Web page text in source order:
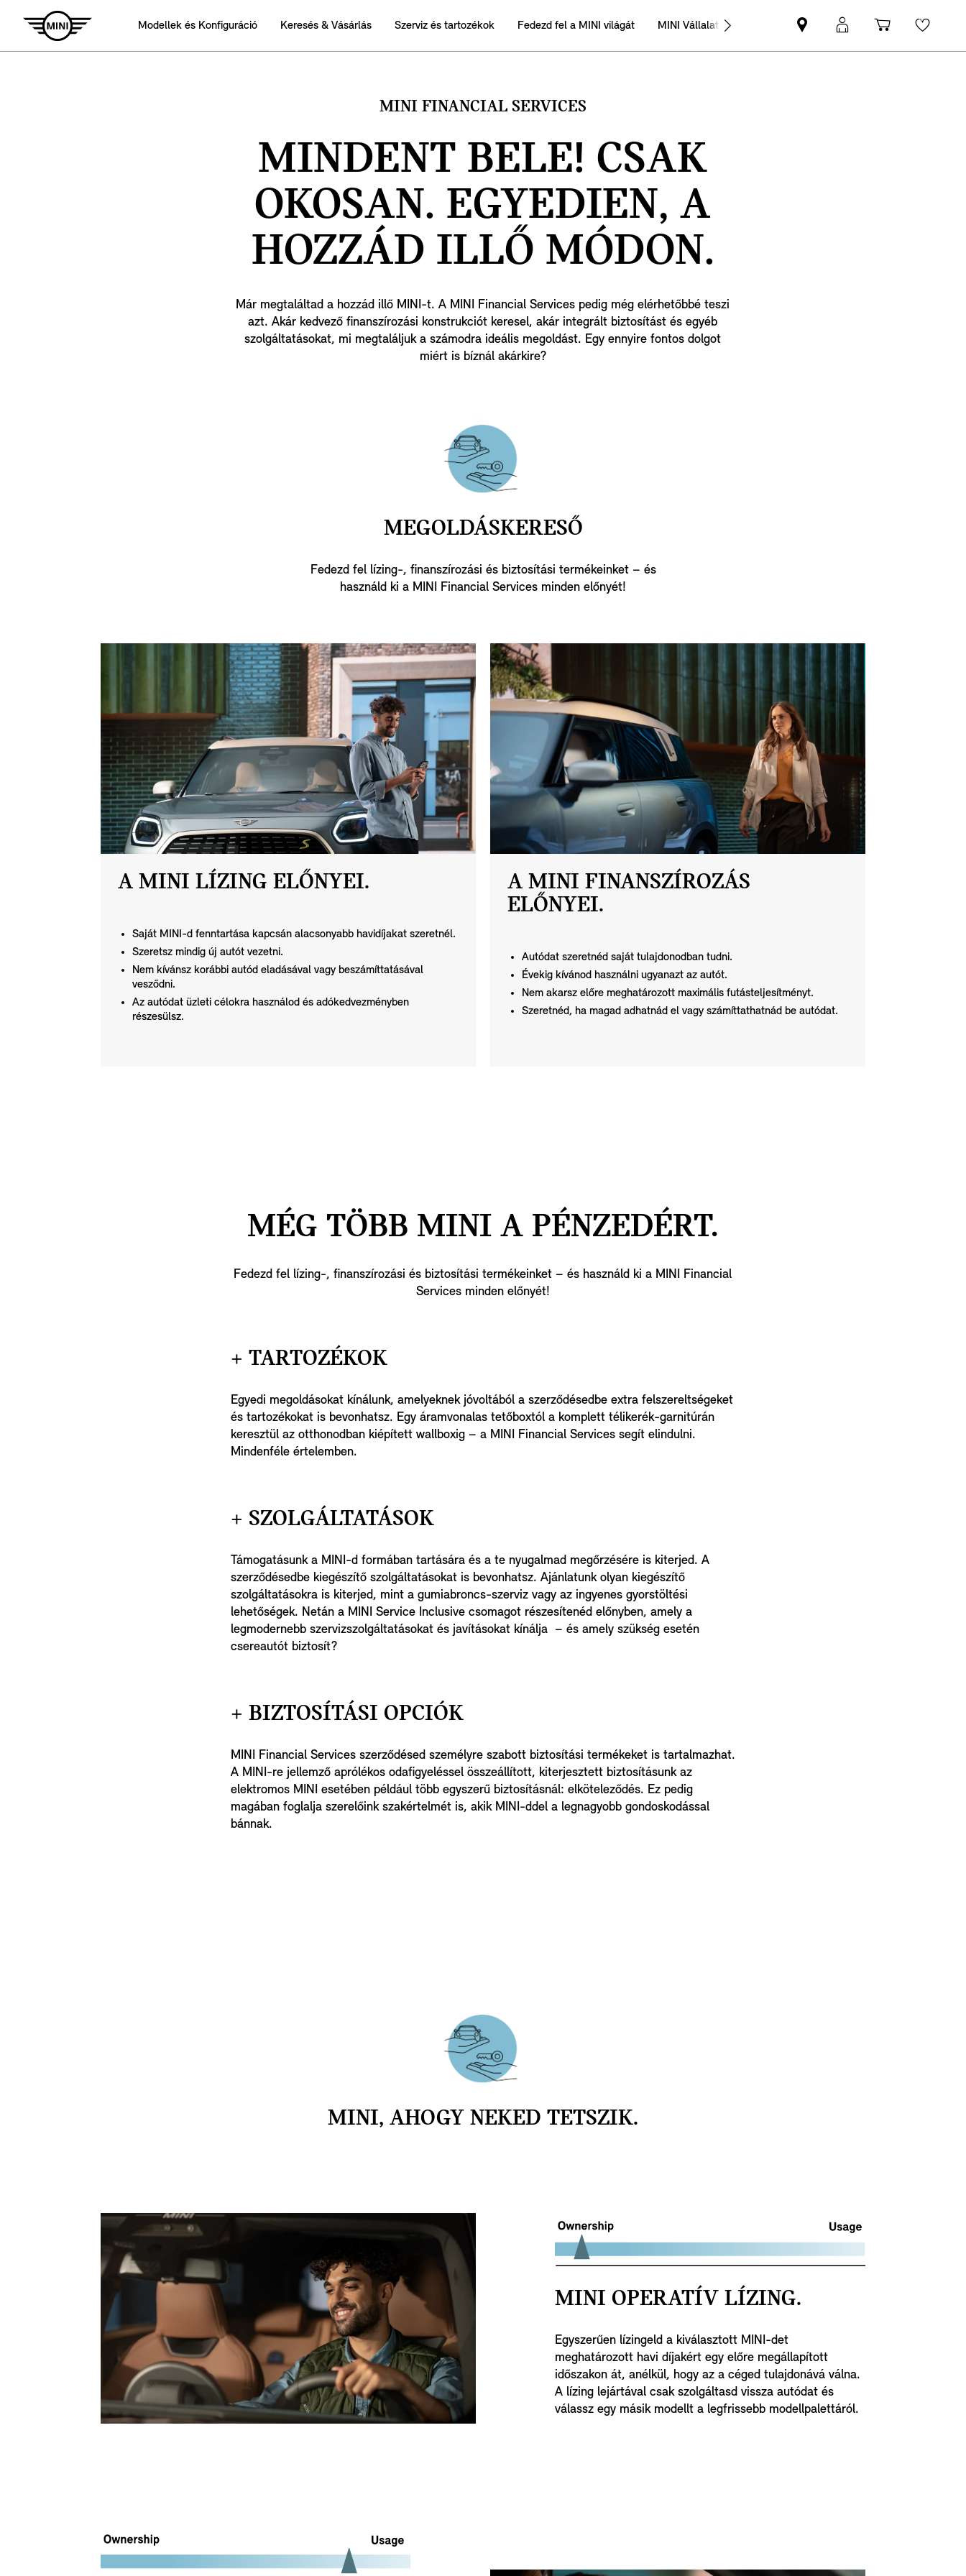
Modellek és Konfiguráció Keresés & Vásárlás Szerviz és tartozékok Fedezd fel a MINI világát MINI Vállalati értékesítés
MINI-
partner
MyMINI
belépés
MINI FINANCIAL SERVICES
MINDENT BELE! CSAK
OKOSAN. EGYEDIEN, A
HOZZÁD ILLŐ MÓDON.
Már megtaláltad a hozzád illő MINI-t. A MINI Financial Services pedig még elérhetőbbé teszi
azt. Akár kedvező finanszírozási konstrukciót keresel, akár integrált biztosítást és egyéb
szolgáltatásokat, mi megtaláljuk a számodra ideális megoldást. Egy ennyire fontos dolgot
miért is bíznál akárkire?
MEGOLDÁSKERESŐ
Fedezd fel lízing-, finanszírozási és biztosítási termékeinket – és
használd ki a MINI Financial Services minden előnyét!
A MINI LÍZING ELŐNYEI.
Saját MINI-d fenntartása kapcsán alacsonyabb havidíjakat szeretnél.
Szeretsz mindig új autót vezetni.
Nem kívánsz korábbi autód eladásával vagy beszámíttatásával
vesződni.
Az autódat üzleti célokra használod és adókedvezményben
részesülsz.
A MINI FINANSZÍROZÁS
ELŐNYEI.
Autódat szeretnéd saját tulajdonodban tudni.
Évekig kívánod használni ugyanazt az autót.
Nem akarsz előre meghatározott maximális futásteljesítményt.
Szeretnéd, ha magad adhatnád el vagy számíttathatnád be autódat.
MÉG TÖBB MINI A PÉNZEDÉRT.
Fedezd fel lízing-, finanszírozási és biztosítási termékeinket – és használd ki a MINI Financial
Services minden előnyét!
+ TARTOZÉKOK
Egyedi megoldásokat kínálunk, amelyeknek jóvoltából a szerződésedbe extra felszereltségeket
és tartozékokat is bevonhatsz. Egy áramvonalas tetőboxtól a komplett télikerék-garnitúrán
keresztül az otthonodban kiépített wallboxig – a MINI Financial Services segít elindulni.
Mindenféle értelemben.
+ SZOLGÁLTATÁSOK
Támogatásunk a MINI-d formában tartására és a te nyugalmad megőrzésére is kiterjed. A
szerződésedbe kiegészítő szolgáltatásokat is bevonhatsz. Ajánlatunk olyan kiegészítő
szolgáltatásokra is kiterjed, mint a gumiabroncs-szerviz vagy az ingyenes gyorstöltési
lehetőségek. Netán a MINI Service Inclusive csomagot részesítenéd előnyben, amely a
legmodernebb szervizszolgáltatásokat és javításokat kínálja – és amely szükség esetén
csereautót biztosít?
+ BIZTOSÍTÁSI OPCIÓK
MINI Financial Services szerződésed személyre szabott biztosítási termékeket is tartalmazhat.
A MINI-re jellemző aprólékos odafigyeléssel összeállított, kiterjesztett biztosításunk az
elektromos MINI esetében például több egyszerű biztosításnál: elköteleződés. Ez pedig
magában foglalja szerelőink szakértelmét is, akik MINI-ddel a legnagyobb gondoskodással
bánnak.
MINI, AHOGY NEKED TETSZIK.
MINI OPERATÍV LÍZING.
Egyszerűen lízingeld a kiválasztott MINI-det
meghatározott havi díjakért egy előre megállapított
időszakon át, anélkül, hogy az a céged tulajdonává válna.
A lízing lejártával csak szolgáltasd vissza autódat és
válassz egy másik modellt a legfrissebb modellpalettáról.